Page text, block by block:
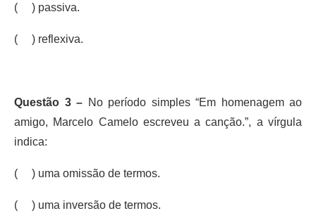
( ) passiva.
( ) reflexiva.
Questão 3 – No período simples “Em homenagem ao
amigo, Marcelo Camelo escreveu a canção.”, a vírgula
indica:
( ) uma omissão de termos.
( ) uma inversão de termos.